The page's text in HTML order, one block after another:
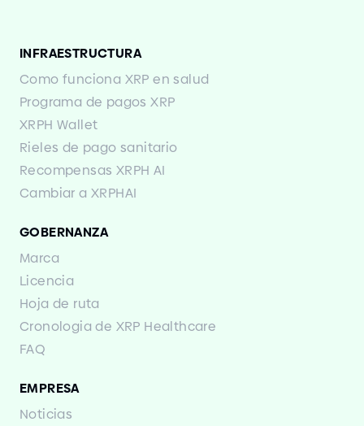
INFRAESTRUCTURA
Como funciona XRP en salud
Programa de pagos XRP
XRPH Wallet
Rieles de pago sanitario
Recompensas XRPH AI
Cambiar a XRPHAI
GOBERNANZA
Marca
Licencia
Hoja de ruta
Cronologia de XRP Healthcare
FAQ
EMPRESA
Noticias